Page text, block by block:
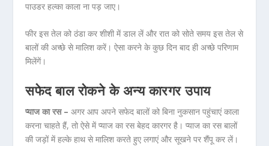
पाउडर हल्का काला ना पड़ जाए।
फीर इस तेल को ठंडा कर शीशी में डाल लें और रात को सोते समय इस तेल से
बालों की अच्छे से मालिश करें। ऐसा करने के कुछ दिन बाद ही अच्छे परिणाम
मिलेंगें।
सफेद बाल रोकने के अन्य कारगर उपाय
प्याज का रस – अगर आप अपने सफेद बालों को बिना नुकसान पहुंचाएं काला
करना चाहते हैं, तो ऐसे में प्याज का रस बेहद कारगर है। प्याज का रस बालों
की जड़ों में हल्के हाथ से मालिश करते हुए लगाएं और सूखने पर शैंपू कर लें।